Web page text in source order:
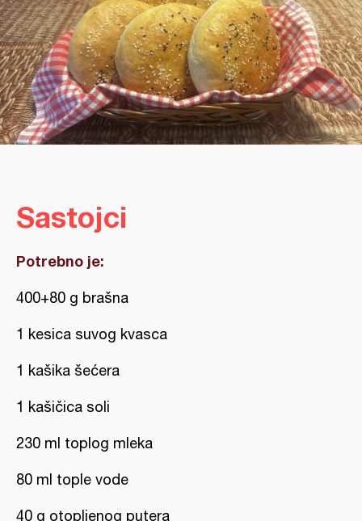
Sastojci
Potrebno je:
400+80 g brašna
1 kesica suvog kvasca
1 kašika šećera
1 kašičica soli
230 ml toplog mleka
80 ml tople vode
40 g otopljenog putera